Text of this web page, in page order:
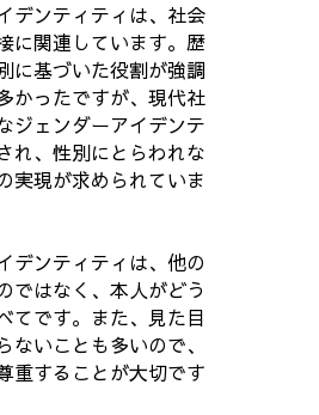
デンティティは、社会
に関連しています。歴
に基づいた役割が強調
かったですが、現代社
ジェンダーアイデンテ
れ、性別にとらわれな
実現が求められていま
デンティティは、他の
ではなく、本人がどう
てです。また、見た目
ないことも多いので、
重することが大切です